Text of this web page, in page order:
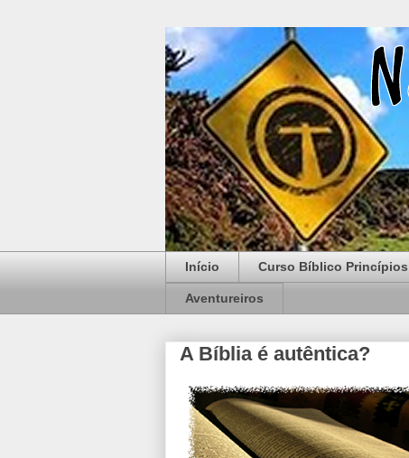
Início Curso Bíblico Princípios
Aventureiros
A Bíblia é autêntica?